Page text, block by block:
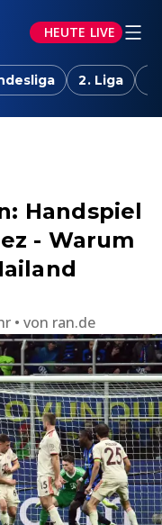
HEUTE LIVE
2. Liga
Handspiel
- Warum
von ran.de